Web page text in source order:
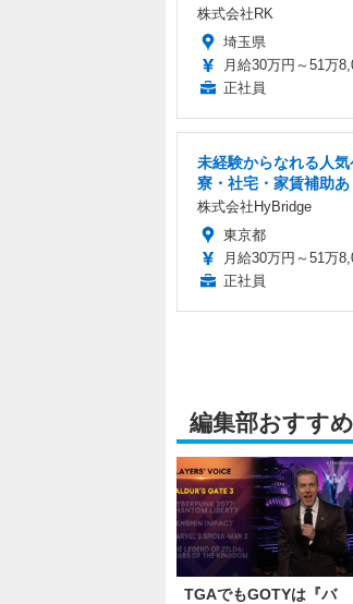
株式会社RK
埼玉県
月給30万円～51万
正社員
未経験からなれる人
寮・社宅・家賃補助
株式会社HyBridge
東京都
月給30万円～51万
正社員
編集部おすす
TGAでもGOTYは『バ